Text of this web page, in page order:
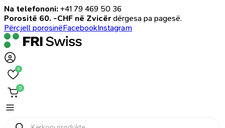
Na telefononi: +41 79 469 50 36
Porositë 60. -CHF në Zvicër dërgesa pa pagesë.
Përcjell porosinëFacebookInstagram
0
0
Products